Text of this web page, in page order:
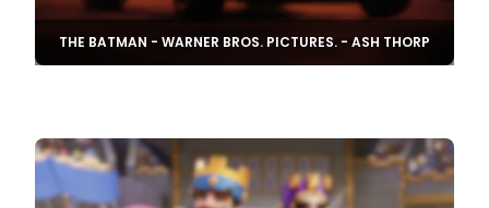
THE BATMAN - WARNER BROS. PICTURES. - ASH THORP